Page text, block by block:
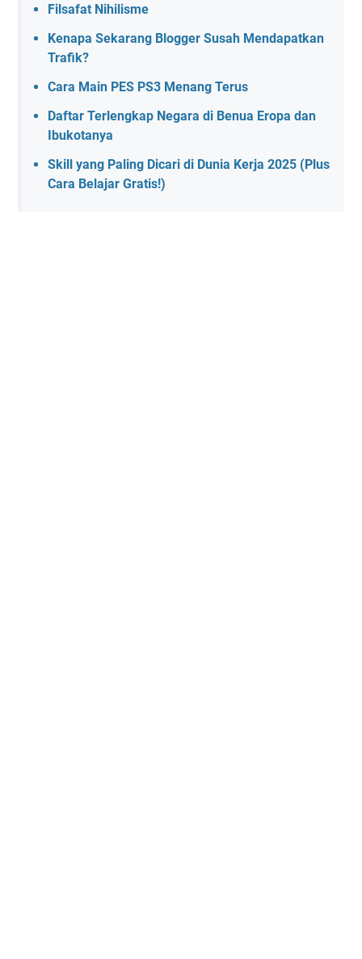
Filsafat Nihilisme
Kenapa Sekarang Blogger Susah Mendapatkan
Trafik?
Cara Main PES PS3 Menang Terus
Daftar Terlengkap Negara di Benua Eropa dan
Ibukotanya
Skill yang Paling Dicari di Dunia Kerja 2025 (Plus
Cara Belajar Gratis!)